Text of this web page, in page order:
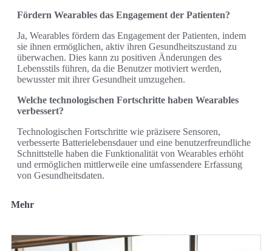
Fördern Wearables das Engagement der Patienten?
Ja, Wearables fördern das Engagement der Patienten, indem
sie ihnen ermöglichen, aktiv ihren Gesundheitszustand zu
überwachen. Dies kann zu positiven Änderungen des
Lebensstils führen, da die Benutzer motiviert werden,
bewusster mit ihrer Gesundheit umzugehen.
Welche technologischen Fortschritte haben Wearables
verbessert?
Technologischen Fortschritte wie präzisere Sensoren,
verbesserte Batterielebensdauer und eine benutzerfreundliche
Schnittstelle haben die Funktionalität von Wearables erhöht
und ermöglichen mittlerweile eine umfassendere Erfassung
von Gesundheitsdaten.
Mehr